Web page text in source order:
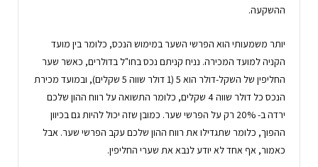
ההשקעה.
יותר משמעותי הוא הפרשי השער במימוש הנכס, כלומר בין מועד
הקניה למועד המכירה. נניח קניתם נכס בחו"ל בדולרים, כאשר שער
החליפין של השקל-דולר הוא 5 (1 דולר שווה 5 שקלים), ובמועד מכירת
הנכס כל דולר שווה 4 שקלים, כלומר התשואה על רווח ההון שלכם
ירדה ב- 20% רק על הפרשי שער. כמובן שזה יכול להיות גם בכיוון
ההפוך, כלומר שתגדילו את רווח ההון שלכם עקב הפרשי שער. אבל
כאמור, אף אחד לא יודע לנבא את שערי החליפין.